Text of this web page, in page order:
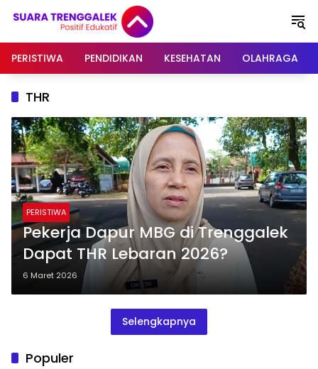
PERISTIWA
PENDIDIKAN KESEHATAN OLAHRAGA
THR
PERISTIWA
Pekerja Dapur MBG di Trenggalek
Dapat THR Lebaran 2026?
6 Maret 2026
Selengkapnya
Populer